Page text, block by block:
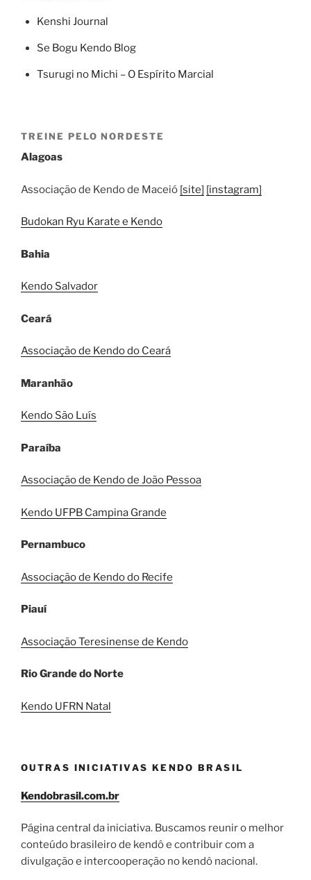
Kenshi Journal
Se Bogu Kendo Blog
Tsurugi no Michi – O Espírito Marcial
TREINE PELO NORDESTE
Alagoas
Associação de Kendo de Maceió [site] [instagram]
Budokan Ryu Karate e Kendo
Bahia
Kendo Salvador
Ceará
Associação de Kendo do Ceará
Maranhão
Kendo São Luís
Paraíba
Associação de Kendo de João Pessoa
Kendo UFPB Campina Grande
Pernambuco
Associação de Kendo do Recife
Piauí
Associação Teresinense de Kendo
Rio Grande do Norte
Kendo UFRN Natal
OUTRAS INICIATIVAS KENDO BRASIL
Kendobrasil.com.br
Página central da iniciativa. Buscamos reunir o melhor
conteúdo brasileiro de kendô e contribuir com a
divulgação e intercooperação no kendô nacional.